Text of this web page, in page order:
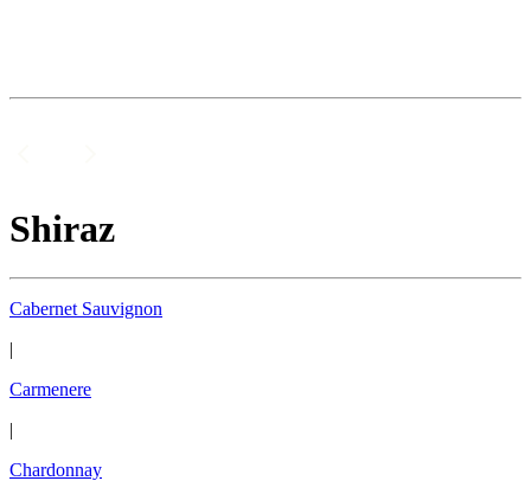
Shiraz
Cabernet Sauvignon
|
Carmenere
|
Chardonnay